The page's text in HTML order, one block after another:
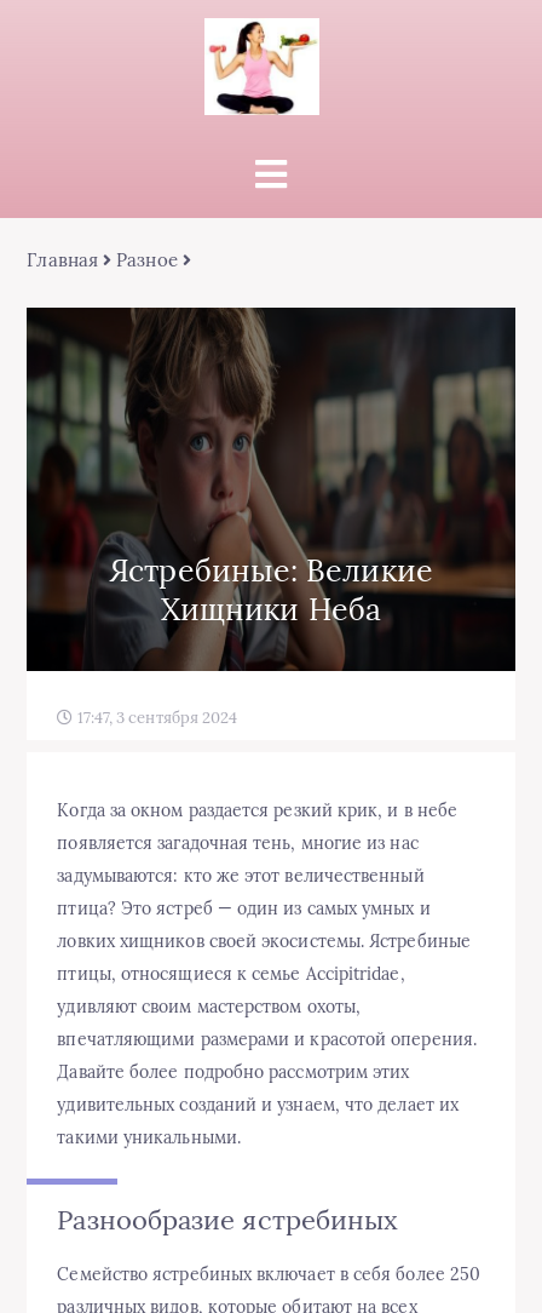
Главная Разное
Ястребиные: Великие
Хищники Неба
17:47, 3 сентября 2024
Когда за окном раздается резкий крик, и в небе
появляется загадочная тень, многие из нас
задумываются: кто же этот величественный
птица? Это ястреб — один из самых умных и
ловких хищников своей экосистемы. Ястребиные
птицы, относящиеся к семье Accipitridae,
удивляют своим мастерством охоты,
впечатляющими размерами и красотой оперения.
Давайте более подробно рассмотрим этих
удивительных созданий и узнаем, что делает их
такими уникальными.
Разнообразие ястребиных
Семейство ястребиных включает в себя более 250
различных видов, которые обитают на всех